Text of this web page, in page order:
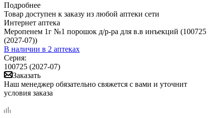
Подробнее
Товар доступен к заказу из любой аптеки сети
Интернет аптека
Меропенем 1г №1 порошок д/р-ра для в.в инъекций (100725
(2027-07))
В наличии в 2 аптеках
Серия:
100725 (2027-07)
Заказать
Наш менеджер обязательно свяжется с вами и уточнит
условия заказа